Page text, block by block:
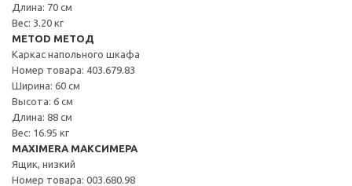
Длина: 70 см
Вес: 3.20 кг
METOD МЕТОД
Каркас напольного шкафа
Номер товара: 403.679.83
Ширина: 60 см
Высота: 6 см
Длина: 88 см
Вес: 16.95 кг
MAXIMERA МАКСИМЕРА
Ящик, низкий
Номер товара: 003.680.98